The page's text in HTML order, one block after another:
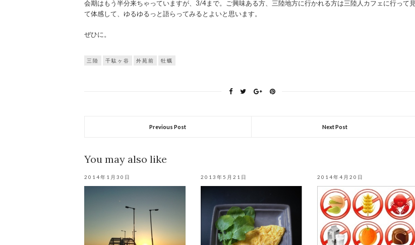
会期はもう半分来ちゃっていますが、3/4まで。ご興味ある方、三陸地方に行かれる方は三陸人カフェに行って見
て体感して、ゆるゆるっと語らってみるとよいと思います。
ぜひに。
三陸 千駄ヶ谷 外苑前 牡蠣
Previous Post Next Post
You may also like
2014年1月30日 2013年5月21日 2014年4月20日